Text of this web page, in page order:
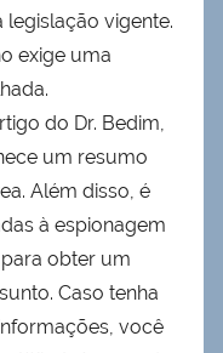
vigente.
exige uma
do Dr. Bedim,
um resumo
Além disso, é
à espionagem
obter um
Caso tenha
você